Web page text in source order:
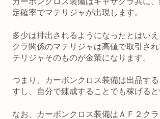
定確率でマテリジャが出現します。
多少は排出されるようになったとはい
クラ関係のマテリジャは高値で取引さ
テリジャそのものが金策になります。
つまり、カーボンクロス装備は出品す
すし、自分で錬成することでも稼げると
なお、カーボンクロス装備はＡＦ２ク